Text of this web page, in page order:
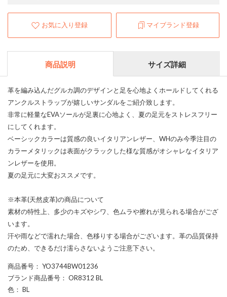
お気に入り登録 マイブランド登録
商品説明 サイズ詳細
革を編み込んだグルカ調のデザインと足を心地よくホールドしてくれる
アンクルストラップが嬉しいサンダルをご紹介致します。
非常に軽量なEVAソールが足裏に心地よく、夏の足元をストレスフリー
にしてくれます。
ベーシックカラーは質感の良いイタリアンレザー、WHのみ今季注目の
カラーメタリックは表面がクラックした様な質感がオシャレなイタリア
ンレザーを使用。
夏の足元に大変おススメです。
※本革(天然皮革)の商品について
素材の特性上、多少のキズやシワ、色ムラや擦れが見られる場合がござ
います。
汗や雨などで濡れた場合、色移りする場合がございます。革の品質保持
のため、できるだけ濡らさないようご注意下さい。
商品番号 ： YO3744BW01236
ブランド商品番号 ： OR8312 BL
色 ： BL